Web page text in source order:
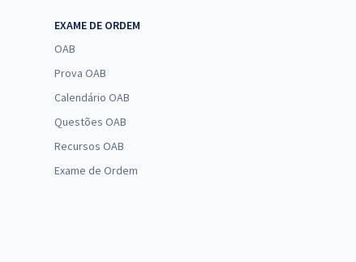
EXAME DE ORDEM
OAB
Prova OAB
Calendário OAB
Questões OAB
Recursos OAB
Exame de Ordem